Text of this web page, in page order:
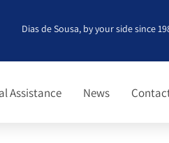
Dias de Sousa, by your side since
Assistance News